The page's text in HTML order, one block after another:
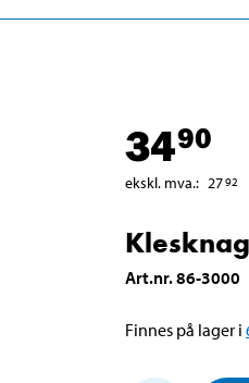
3490
ekskl. mva.: 2792
Art.nr.86-3000
Finnes på lager i